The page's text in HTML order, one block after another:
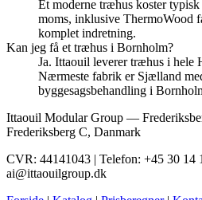
Et moderne træhus koster
moms, inklusive ThermoWood
komplet indretning.
Kan jeg få et træhus i Bornholm?
Ja. Ittaouil leverer træhus i hele
Nærmeste fabrik er Sjælland
byggesagsbehandling i
Ittaouil Modular Group —
Frederiksberg C, Danmark
CVR: 44141043 | Telefon: +45 30 14
ai@ittaouilgroup.dk